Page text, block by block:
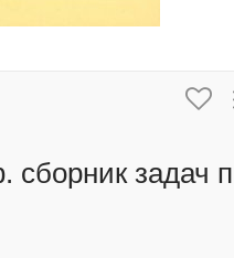
сборник задач